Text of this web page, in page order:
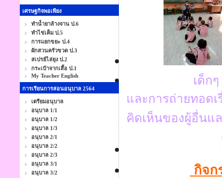
เศรษฐกิจพอเพียง
ทำน้ำยาล้างจาน ป.6
ทำไข่เค็ม ป.5
การแยกขยะ ป.4
ผักสวนครัวขวด ป.3
สเปรย์ไล่ยุง ป.2
กระเป๋าจากเสื้อ ป.1
My Teacher English
การเรียนการสอนอนุบาล 2564
เตรียมอนุบาล
อนุบาล 1/1
อนุบาล 1/2
อนุบาล 1/3
อนุบาล 2/1
อนุบาล 2/2
อนุบาล 2/3
อนุบาล 3/1
อนุบาล 3/2
เด็กๆ จะได้รั
และการถ่ายทอด
คิดเห็นของผู้อื่นแ
กิจก